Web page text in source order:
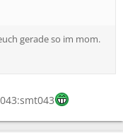
gerade so im mom.